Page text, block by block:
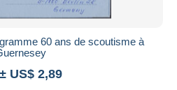
60 ans de scoutisme à
± US$ 2,89